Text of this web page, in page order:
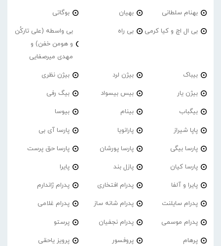
بهنام سلطانی بهیان بوگاتی
بی ال اچ و کیا کرمی بی راه
بی واسطه (علی تارکُن
و هومن خفن) و
مهدی میرصفایی
بیباک بیژن لرد بیژن نظری
بیژن یار بیس بیسواد بیگ رفی
بیگباب بینام بیوسا
پاپا شیراز پارانویا پارسا آی بی
پارسا بیگی پارسا پورشان پارسا حق پرست
پارسا کیان پازل بند پایرا
پایرا و آلفا پدرام افتخاری پدرام ژاندارم
پدرام‌ سایلنت پدرام شانه ساز پدرام غلامی
پدرام موسمی پدرام نجفیان پرستو
پرهام پروفسور پرویز یاحقی